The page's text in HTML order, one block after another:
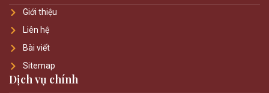
Giới thiệu
Liên hệ
Bài viết
Sitemap
Dịch vụ chính